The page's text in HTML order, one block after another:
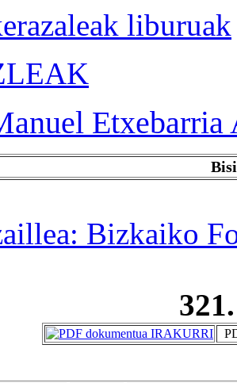
liburuak
Etxebarria